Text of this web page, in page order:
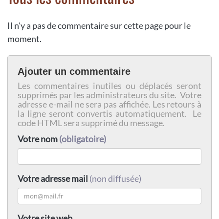
Il n'y a pas de commentaire sur cette page pour le
moment.
Ajouter un commentaire
Les commentaires inutiles ou déplacés seront
supprimés par les administrateurs du site. Votre
adresse e-mail ne sera pas affichée. Les retours à
la ligne seront convertis automatiquement. Le
code HTML sera supprimé du message.
Votre nom(obligatoire)
Votre adresse mail (non diffusée)